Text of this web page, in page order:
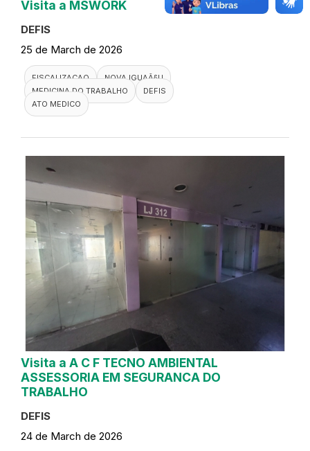
Visita a MSWORK
DEFIS
25 de March de 2026
FISCALIZACAO
NOVA IGUAÃ§U
MEDICINA DO TRABALHO
DEFIS
ATO MEDICO
Visita a A C F TECNO AMBIENTAL
ASSESSORIA EM SEGURANCA DO
TRABALHO
DEFIS
24 de March de 2026